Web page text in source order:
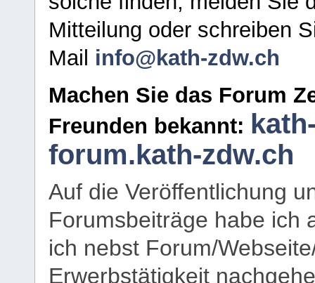
Mitteilung oder schreiben
Mail info@kath-zdw.ch
Machen Sie das Forum
Freunden bekannt:
forum.kath-zdw.ch
Auf die Veröffentlichung
Forumsbeiträge habe ich
ich nebst Forum/
Erwerbstätigkeit